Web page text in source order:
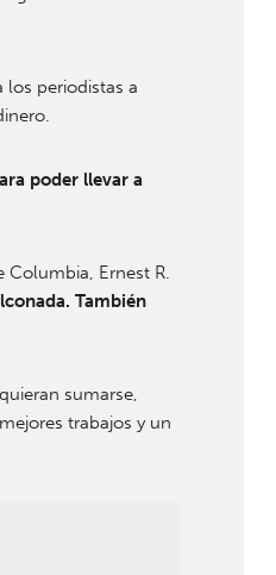
los periodistas a
poder llevar a
Columbia, Ernest R.
También
sumarse,
trabajos y un